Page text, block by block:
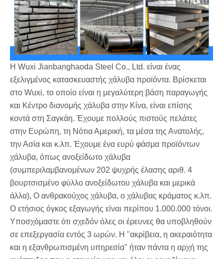
Η Wuxi Jianbanghaoda Steel Co., Ltd. είναι ένας
εξελιγμένος κατασκευαστής χάλυβα προϊόντα. Βρίσκεται
στο Wuxi, το οποίο είναι η μεγαλύτερη βάση παραγωγής
και Κέντρο διανομής χάλυβα στην Κίνα, είναι επίσης
κοντά στη Σαγκάη. Έχουμε πολλούς πιστούς πελάτες
στην Ευρώπη, τη Νότια Αμερική, τα μέσα της Ανατολής,
την Ασία και κ.λπ. Έχουμε ένα ευρύ φάσμα προϊόντων
χάλυβα, όπως ανοξείδωτο χάλυβα
(συμπεριλαμβανομένων 202 ψυχρής έλασης αριθ. 4
βουρτσισμένο φύλλο ανοξείδωτου χάλυβα και μερικά
άλλα), Ο ανθρακούχος χάλυβα, ο χάλυβας κράματος κ.λπ.
Ο ετήσιος όγκος εξαγωγής είναι περίπου 1.000.000 τόνοι.
Υποσχόμαστε ότι σχεδόν όλες οι έρευνες θα υποβληθούν
σε επεξεργασία εντός 3 ωρών. Η "ακρίβεια, η ακεραιότητα
και η εξανθρωπισμένη υπηρεσία" ήταν πάντα η αρχή της